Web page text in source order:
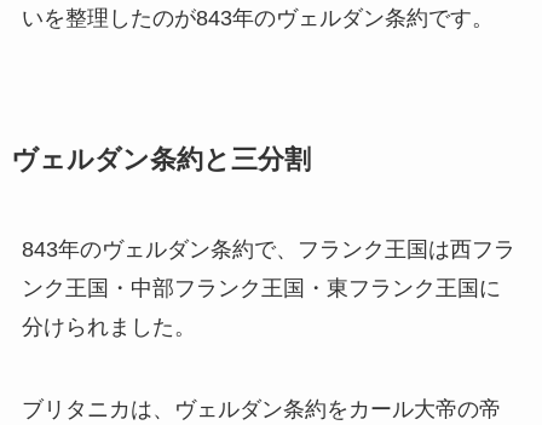
いを整理したのが843年のヴェルダン条約です。
ヴェルダン条約と三分割
843年のヴェルダン条約で、フランク王国は西フラ
ンク王国・中部フランク王国・東フランク王国に
分けられました。
ブリタニカは、ヴェルダン条約をカール大帝の帝